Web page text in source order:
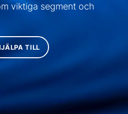
viktiga segment och
TILL